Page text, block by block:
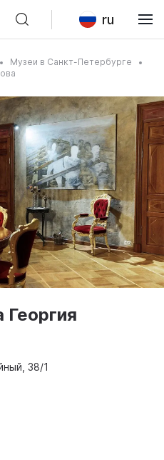
ru
Музеи в Санкт-Петербурге
38/1